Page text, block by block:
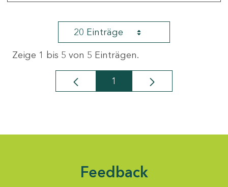
20 Einträge
Zeige 1 bis 5 von 5 Einträgen.
Seite
1
Feedback